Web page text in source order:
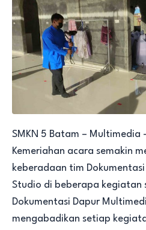
SMKN 5 Batam – Multimedia
Kemeriahan acara semakin
keberadaan tim
Studio di beberapa kegiatan
Dokumentasi Dapur
mengabadikan setiap